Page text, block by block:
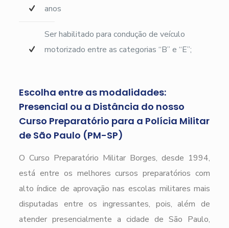
anos
Ser habilitado para condução de veículo
motorizado entre as categorias “B” e “E”;
Escolha entre as modalidades:
Presencial ou a Distância do nosso
Curso Preparatório para a Polícia Militar
de São Paulo (PM-SP)
O Curso Preparatório Militar Borges, desde 1994,
está entre os melhores cursos preparatórios com
alto índice de aprovação nas escolas militares mais
disputadas entre os ingressantes, pois, além de
atender presencialmente a cidade de São Paulo,